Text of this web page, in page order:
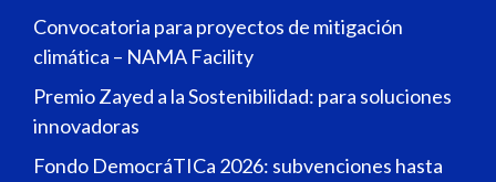
Convocatoria para proyectos de mitigación
climática – NAMA Facility
Premio Zayed a la Sostenibilidad: para soluciones
innovadoras
Fondo DemocráTICa 2026: subvenciones hasta